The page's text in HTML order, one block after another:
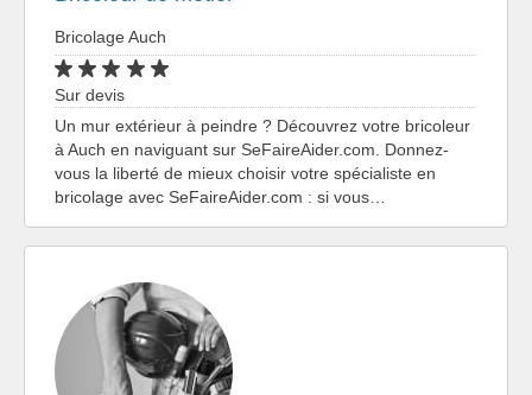
Bricolage Auch
Sur devis
Un mur extérieur à peindre ? Découvrez votre bricoleur
à Auch en naviguant sur SeFaireAider.com. Donnez-
vous la liberté de mieux choisir votre spécialiste en
bricolage avec SeFaireAider.com : si vous…